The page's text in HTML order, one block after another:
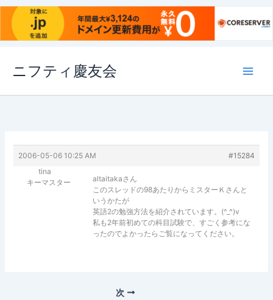
ス
ニフティ慶友会
2006-05-06 10:25 AM
#15284
tina
キーマスター
altaitakaさん
このスレッドの98あたりからミスターＫさんと
いうかたが
英語2の勉強方法を紹介されています。(^_^)v
私も2年前初めての科目試験で、すごく参考にな
ったのでよかったらご覧になってください。
次